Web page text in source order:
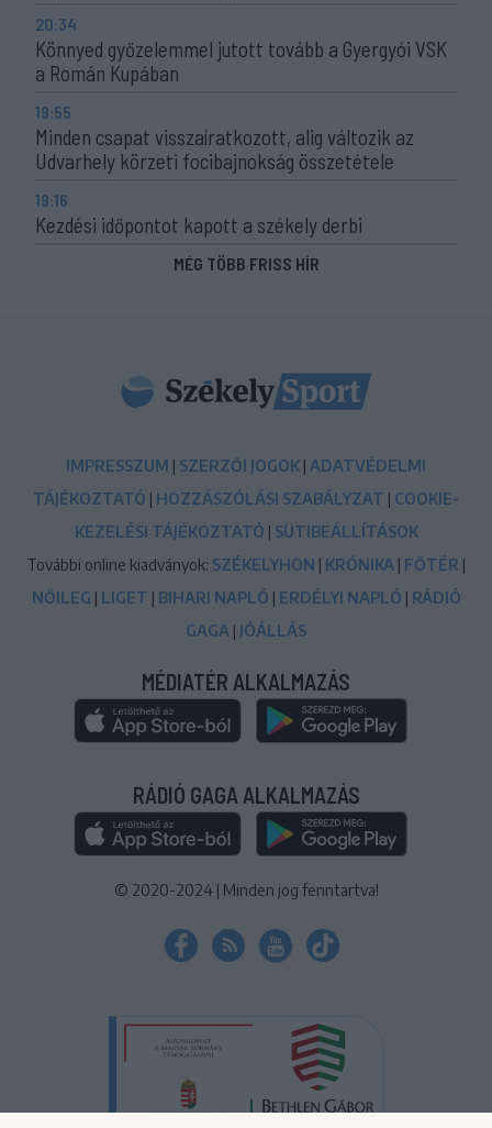
20:34
Könnyed győzelemmel jutott tovább a Gyergyói VSK
a Román Kupában
19:55
Minden csapat visszaíratkozott, alig változik az
Udvarhely körzeti focibajnokság összetétele
19:16
Kezdési időpontot kapott a székely derbi
MÉG TÖBB FRISS HÍR
IMPRESSZUM | SZERZŐI JOGOK | ADATVÉDELMI
TÁJÉKOZTATÓ | HOZZÁSZÓLÁSI SZABÁLYZAT | COOKIE-
KEZELÉSI TÁJÉKOZTATÓ | SÜTIBEÁLLÍTÁSOK
További online kiadványok: SZÉKELYHON | KRÓNIKA | FŐTÉR |
NŐILEG | LIGET | BIHARI NAPLÓ | ERDÉLYI NAPLÓ | RÁDIÓ
GAGA | JÓÁLLÁS
MÉDIATÉR ALKALMAZÁS
RÁDIÓ GAGA ALKALMAZÁS
© 2020-2024 | Minden jog fenntartva!